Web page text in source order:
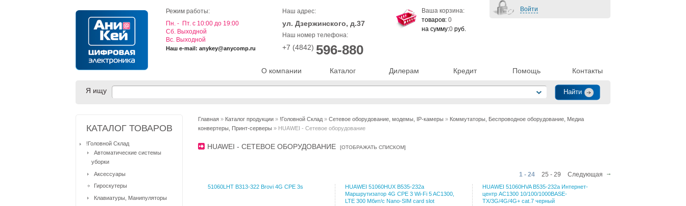
О компании Каталог Дилерам Кредит Помощь Контакты
Режим работы:
Пн. - Пт. с 10:00 до 19:00
Cб. Выходной
Вс. Выходной
Наш e-mail: anykey@anycomp.ru
Наш адрес:
ул. Дзержинского, д.37
Наш номер телефона:
+7 (4842) 596-880
Войти
Ваша корзина:
товаров: 0
на сумму:0 руб.
Я ищу
Главная » Каталог продукции » !Головной Склад » Сетевое оборудование, модемы, IP-камеры » Коммутаторы, Беспроводное оборудование, Медиа
конвертеры, Принт-серверы » HUAWEI - Сетевое оборудование
HUAWEI - СЕТЕВОЕ ОБОРУДОВАНИЕ [ОТОБРАЖАТЬ СПИСКОМ]
1 - 24 25 - 29 Следующая
51060LHT B313-322 Brovi 4G CPE 3s
HUAWEI 51060HUX B535-232a
Маршрутизатор 4G CPE 3 Wi-Fi 5 AC1300,
LTE 300 Мбит/с Nano-SIM card slot
HUAWEI 51060HVA B535-232a Интернет-
центр AC1300 10/100/1000BASE-
TX/3G/4G/4G+ cat.7 черный
КАТАЛОГ ТОВАРОВ
!Головной Склад
Автоматические системы
уборки
Аксессуары
Гироскутеры
Клавиатуры, Манипуляторы